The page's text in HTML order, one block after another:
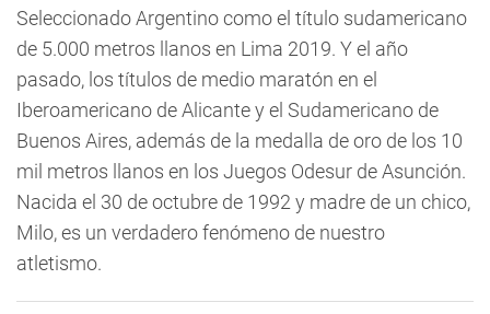
Seleccionado Argentino como el título sudamericano
de 5.000 metros llanos en Lima 2019. Y el año
pasado, los títulos de medio maratón en el
Iberoamericano de Alicante y el Sudamericano de
Buenos Aires, además de la medalla de oro de los 10
mil metros llanos en los Juegos Odesur de Asunción.
Nacida el 30 de octubre de 1992 y madre de un chico,
Milo, es un verdadero fenómeno de nuestro
atletismo.